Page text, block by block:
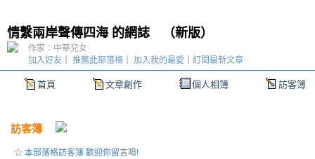
情繫兩岸聲傳四海 的網誌 （新版）
首頁 文章創作 個人相簿 訪客簿
加入好友 推薦此部落格 加入我的最愛 訂閱最新文章
作家：中華兒女
訪客簿
☆ 本部落格訪客簿 歡迎你留言唷!